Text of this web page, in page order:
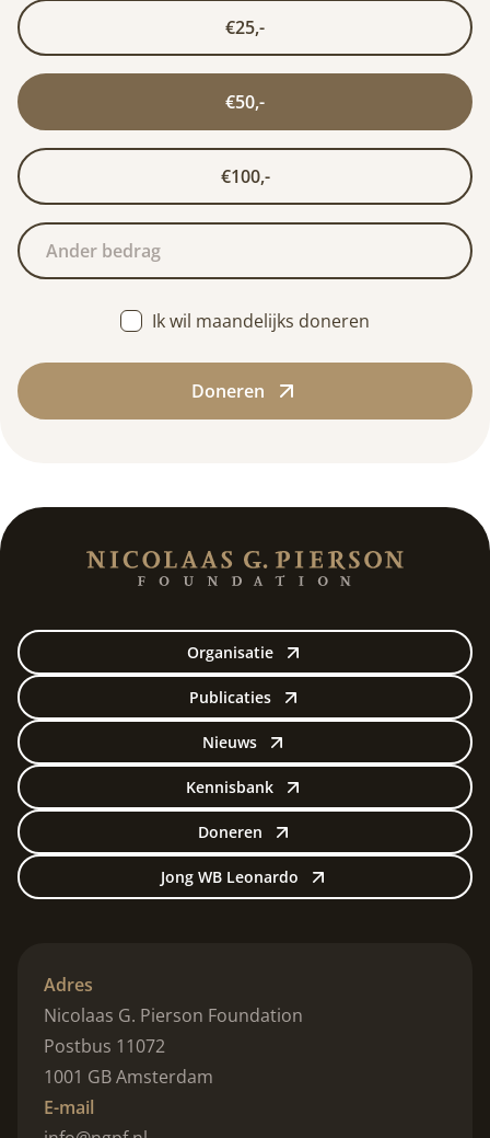
€25,-
€50,-
€100,-
Ik wil maandelijks doneren
Doneren
Organisatie
Publicaties
Nieuws
Kennisbank
Doneren
Jong WB Leonardo
Adres
Nicolaas G. Pierson Foundation
Postbus 11072
1001 GB Amsterdam
E-mail